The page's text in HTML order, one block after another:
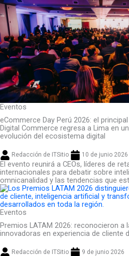
Eventos
eCommerce Day Perú 2026: el
Digital Commerce regresa a Lima en
evolución del ecosistema digital
Redacción de ITSitio 10 de junio 2026
El evento reunirá a CEOs, líderes de
internacionales para debatir sobre
omnicanalidad y las tendencias que
Eventos
Premios LATAM 2026: reconocieron a
innovadoras en experiencia de cliente
Redacción de ITSitio 9 de junio 2026